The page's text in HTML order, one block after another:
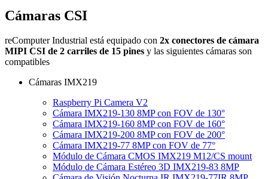
Cámaras CSI
reComputer Industrial está equipado con 2x conectores de cámara
MIPI CSI de 2 carriles de 15 pines y las siguientes cámaras son
compatibles
Cámaras IMX219
Raspberry Pi Camera V2
Cámara IMX219-130 8MP con FOV de 130°
Cámara IMX219-160 8MP con FOV de 160°
Cámara IMX219-200 8MP con FOV de 200°
Cámara IMX219-77 8MP con FOV de 77°
Módulo de Cámara CMOS IMX219 M12/CS mount
Módulo de Cámara Estéreo 3D IMX219-83 8MP